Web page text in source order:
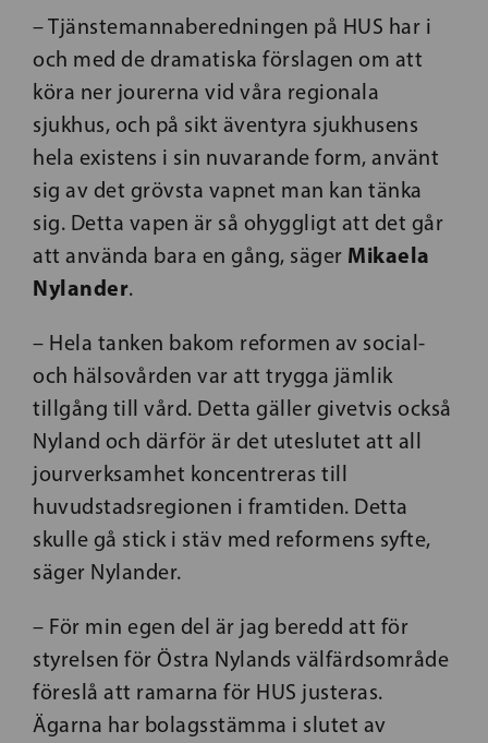
– Tjänstemannaberedningen på HUS har i
och med de dramatiska förslagen om att
köra ner jourerna vid våra regionala
sjukhus, och på sikt äventyra sjukhusens
hela existens i sin nuvarande form, använt
sig av det grövsta vapnet man kan tänka
sig. Detta vapen är så ohyggligt att det går
att använda bara en gång, säger Mikaela
Nylander.
– Hela tanken bakom reformen av social-
och hälsovården var att trygga jämlik
tillgång till vård. Detta gäller givetvis också
Nyland och därför är det uteslutet att all
jourverksamhet koncentreras till
huvudstadsregionen i framtiden. Detta
skulle gå stick i stäv med reformens syfte,
säger Nylander.
– För min egen del är jag beredd att för
styrelsen för Östra Nylands välfärdsområde
föreslå att ramarna för HUS justeras.
Ägarna har bolagsstämma i slutet av